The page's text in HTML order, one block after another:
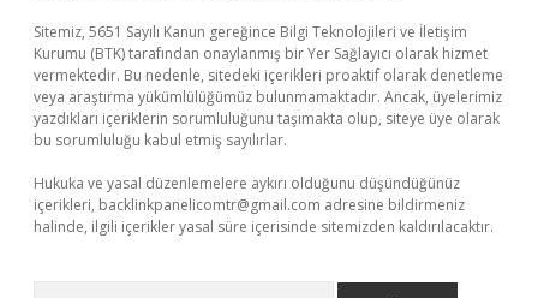
Sitemiz, 5651 Sayılı Kanun gereğince Bilgi Teknolojileri ve İletişim
Kurumu (BTK) tarafından onaylanmış bir Yer Sağlayıcı olarak hizmet
vermektedir. Bu nedenle, sitedeki içerikleri proaktif olarak denetleme
veya araştırma yükümlülüğümüz bulunmamaktadır. Ancak, üyelerimiz
yazdıkları içeriklerin sorumluluğunu taşımakta olup, siteye üye olarak
bu sorumluluğu kabul etmiş sayılırlar.
Hukuka ve yasal düzenlemelere aykırı olduğunu düşündüğünüz
içerikleri, backlinkpanelicomtr@gmail.com adresine bildirmeniz
halinde, ilgili içerikler yasal süre içerisinde sitemizden kaldırılacaktır.